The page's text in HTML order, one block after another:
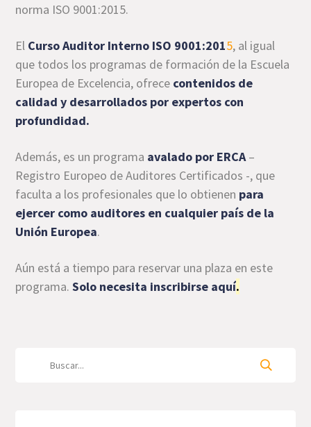
norma ISO 9001:2015.
El Curso Auditor Interno ISO 9001:2015, al igual
que todos los programas de formación de la Escuela
Europea de Excelencia, ofrece contenidos de
calidad y desarrollados por expertos con
profundidad.
Además, es un programa avalado por ERCA–
Registro Europeo de Auditores Certificados -, que
faculta a los profesionales que lo obtienen para
ejercer como auditores en cualquier país de la
Unión Europea.
Aún está a tiempo para reservar una plaza en este
programa.Solo necesita inscribirse aquí.